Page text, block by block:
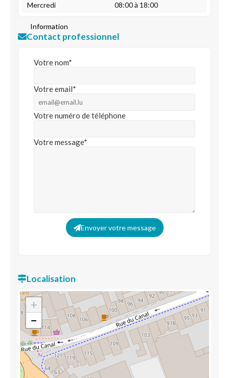
Mercredi
08:00 à 18:00
Information
Contact professionnel
Votre nom*
Votre email*
Votre numéro de téléphone
Votre message*
Envoyer votre message
Localisation
+
−